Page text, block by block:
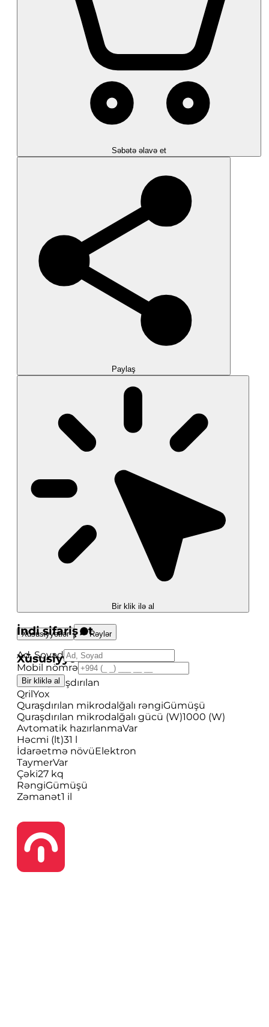
Səbətə əlavə et
Paylaş
Bir klik ilə al
İndi sifariş et
Ad, Soyad
Mobil nömrə
Bir kliklə al
Xüsusiyyətlər Rəylər
Xüsusiyyətlər
NövüQuraşdırılan
QrilYox
Quraşdırılan mikrodalğalı rəngiGümüşü
Quraşdırılan mikrodalğalı gücü (W)1000 (W)
Avtomatik hazırlanmaVar
Həcmi (lt)31 l
İdarəetmə növüElektron
TaymerVar
Çəki27 kq
RəngiGümüşü
Zəmanət1 il